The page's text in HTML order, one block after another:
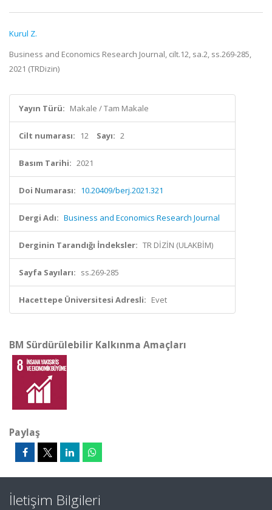
Kurul Z.
Business and Economics Research Journal, cilt.12, sa.2, ss.269-285,
2021 (TRDizin)
Yayın Türü: Makale / Tam Makale
Cilt numarası: 12 Sayı: 2
Basım Tarihi: 2021
Doi Numarası: 10.20409/berj.2021.321
Dergi Adı: Business and Economics Research Journal
Derginin Tarandığı İndeksler: TR DİZİN (ULAKBİM)
Sayfa Sayıları: ss.269-285
Hacettepe Üniversitesi Adresli: Evet
BM Sürdürülebilir Kalkınma Amaçları
Paylaş
İletişim Bilgileri